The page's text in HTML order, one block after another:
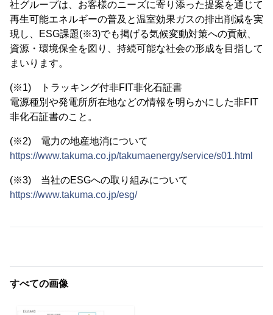
社グループは、お客様のニーズに寄り添った提案を通じて
再生可能エネルギーの普及と温室効果ガスの排出削減を実
現し、ESG課題(※3)でも掲げる気候変動対策への貢献、
資源・環境保全を図り、持続可能な社会の形成を目指して
まいります。
(※1) トラッキング付非FIT非化石証書
電源種別や発電所所在地などの情報を明らかにした非FIT
非化石証書のこと。
(※2) 電力の地産地消について
https://www.takuma.co.jp/takumaenergy/service/s01.html
(※3) 当社のESGへの取り組みについて
https://www.takuma.co.jp/esg/
すべての画像